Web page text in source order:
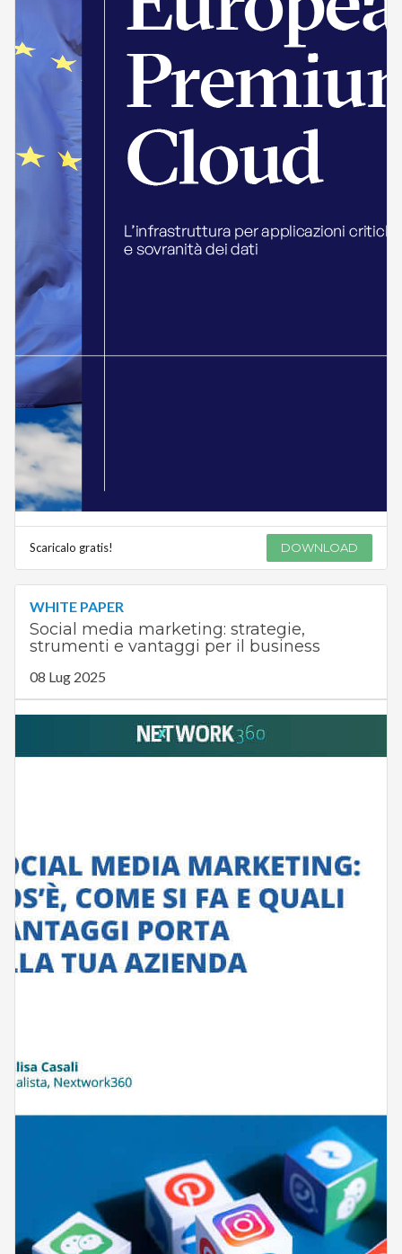
Scaricalo gratis! DOWNLOAD
WHITE PAPER
Social media marketing: strategie,
strumenti e vantaggi per il business
08 Lug 2025